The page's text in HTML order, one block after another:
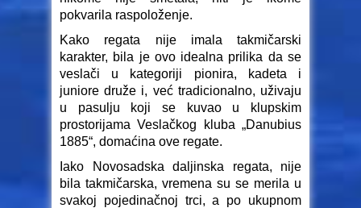
pokvarila raspoloženje.
Kako regata nije imala takmičarski
karakter, bila je ovo idealna prilika da se
veslači u kategoriji pionira, kadeta i
juniore druže i, već tradicionalno, uživaju
u pasulju koji se kuvao u klupskim
prostorijama Veslačkog kluba „Danubius
1885“, domaćina ove regate.
Iako Novosadska daljinska regata, nije
bila takmičarska, vremena su se merila u
svakoj pojedinačnoj trci, a po ukupnom